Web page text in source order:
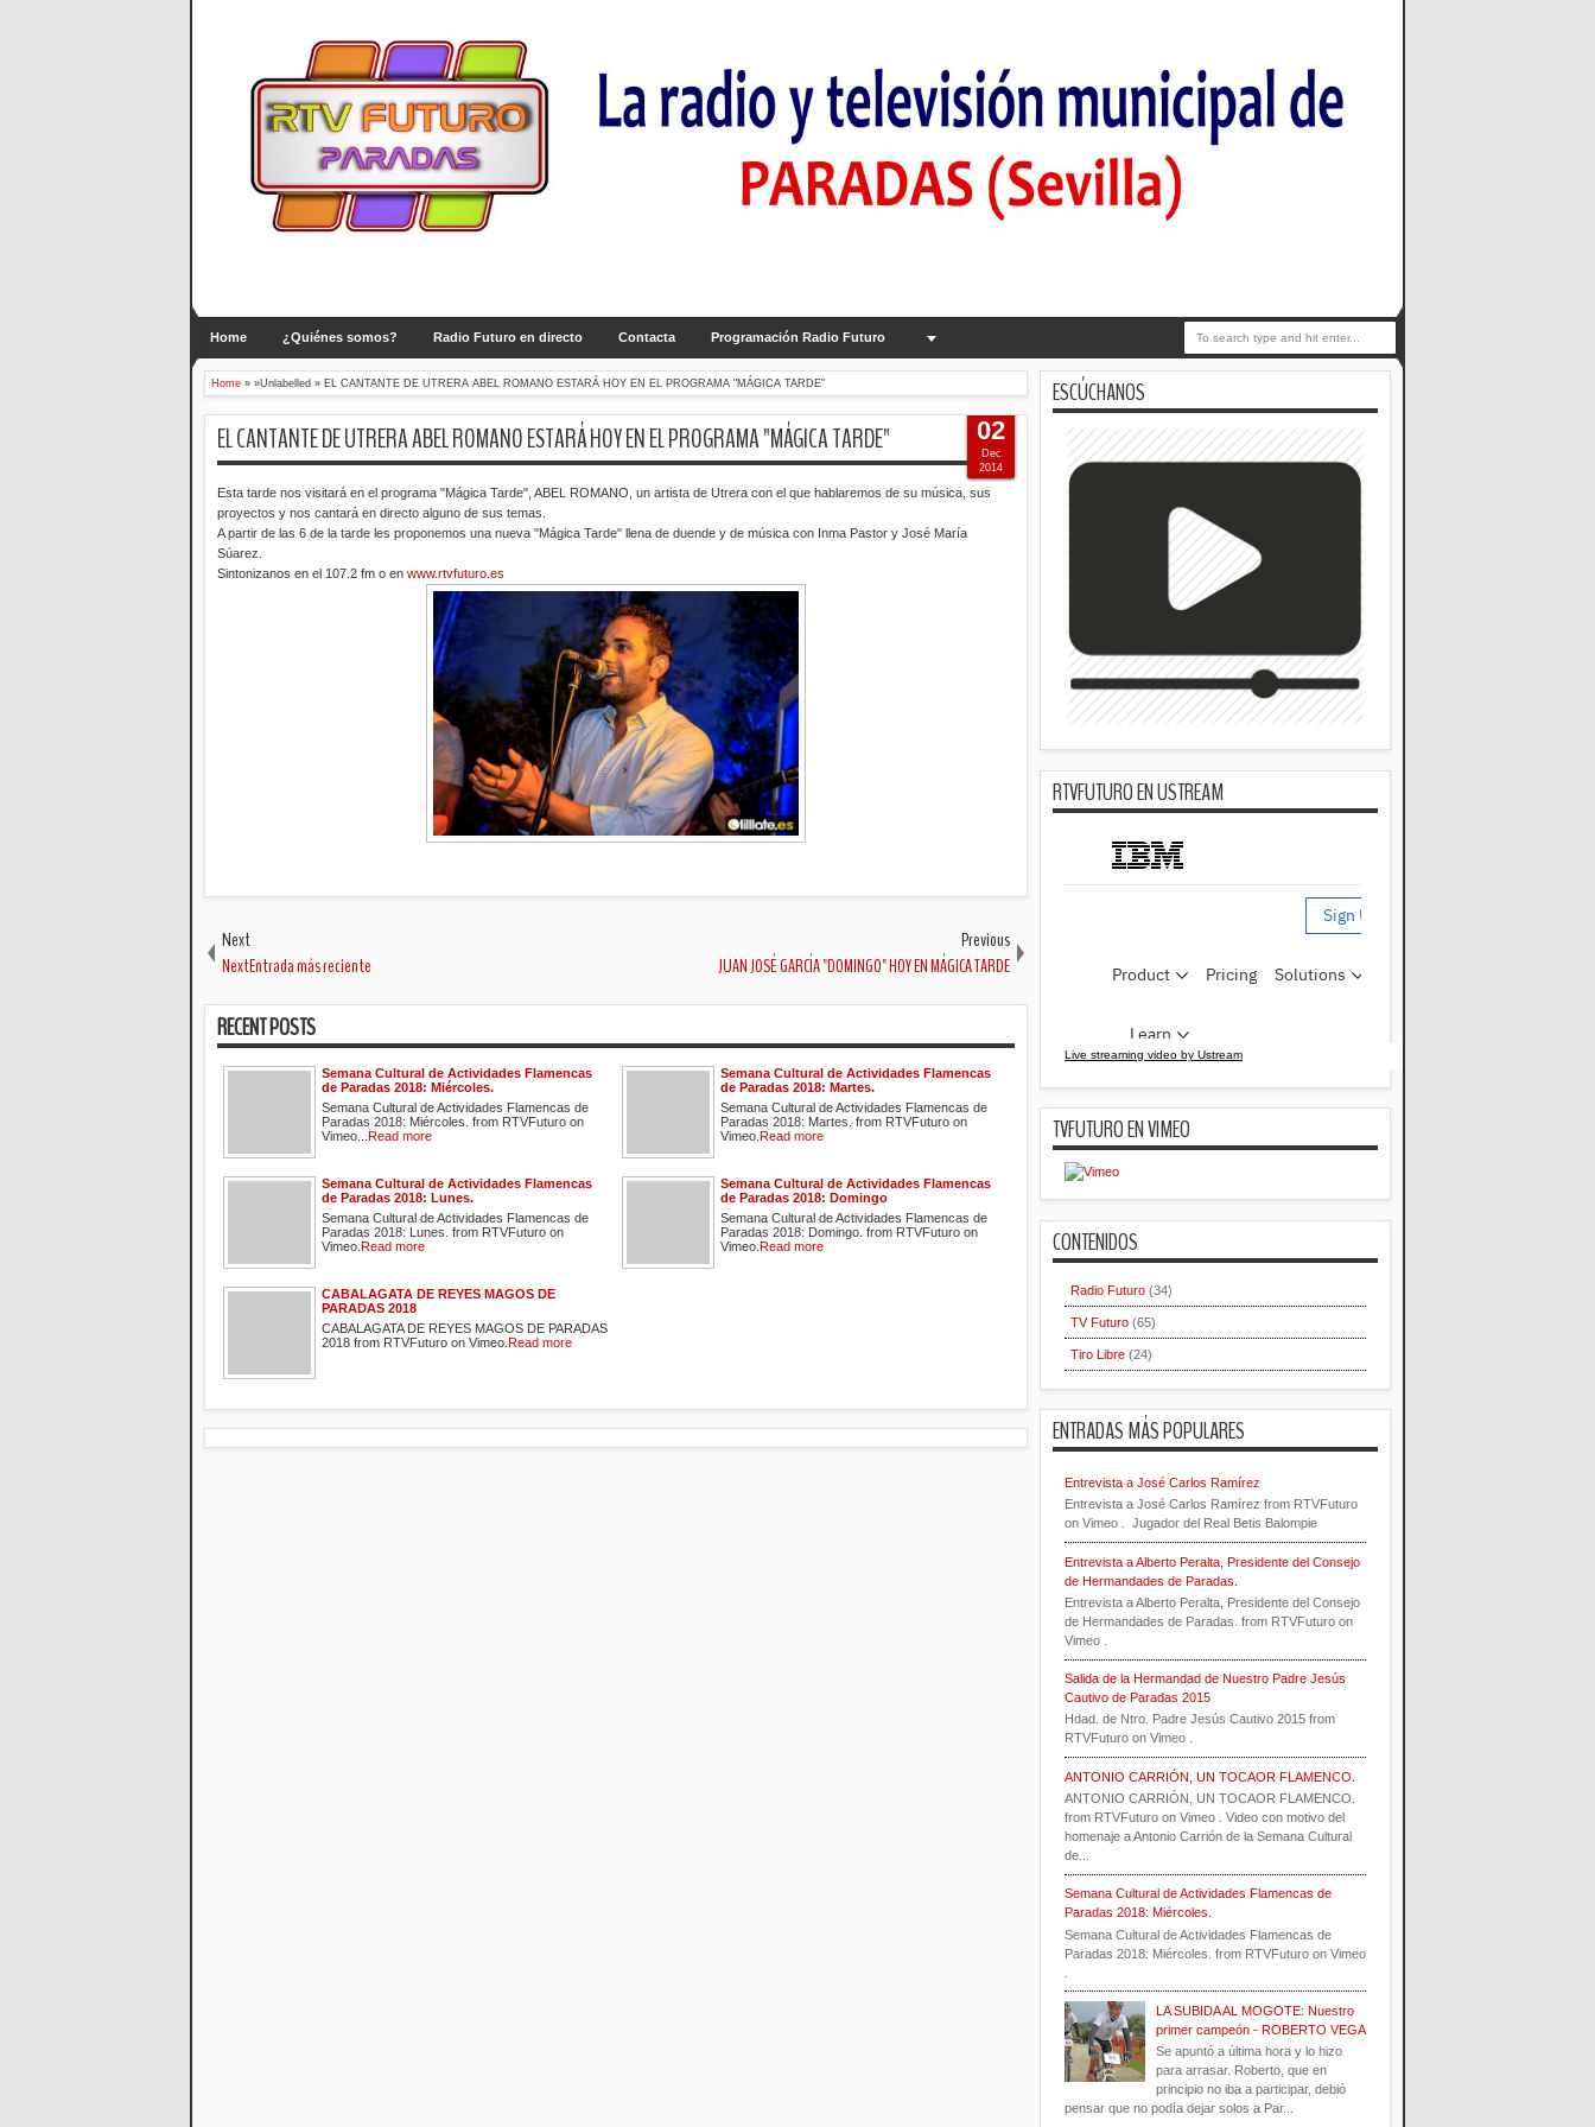
Home ¿Quiénes somos? Radio Futuro en directo Contacta Programación Radio Futuro
Home » »Unlabelled » EL CANTANTE DE UTRERA ABEL ROMANO ESTARÁ HOY EN EL PROGRAMA "MÁGICA TARDE"
EL CANTANTE DE UTRERA ABEL ROMANO ESTARÁ HOY EN EL PROGRAMA "MÁGICA TARDE"
Esta tarde nos visitará en el programa "Mágica Tarde", ABEL ROMANO, un artista de Utrera con el que hablaremos de su música, sus
proyectos y nos cantará en directo alguno de sus temas.
A partir de las 6 de la tarde les proponemos una nueva "Mágica Tarde" llena de duende y de música con Inma Pastor y José María
Súarez.
Sintonizanos en el 107.2 fm o en www.rtvfuturo.es
02
Dec
2014
Next
NextEntrada más reciente
Previous
JUAN JOSÉ GARCÍA "DOMINGO" HOY EN MÁGICA TARDE
RECENT POSTS
Semana Cultural de Actividades Flamencas
de Paradas 2018: Miércoles.
Semana Cultural de Actividades Flamencas de
Paradas 2018: Miércoles. from RTVFuturo on
Vimeo... Read more
Semana Cultural de Actividades Flamencas
de Paradas 2018: Martes.
Semana Cultural de Actividades Flamencas de
Paradas 2018: Martes. from RTVFuturo on
Vimeo. Read more
Semana Cultural de Actividades Flamencas
de Paradas 2018: Lunes.
Semana Cultural de Actividades Flamencas de
Paradas 2018: Lunes. from RTVFuturo on
Vimeo. Read more
Semana Cultural de Actividades Flamencas
de Paradas 2018: Domingo
Semana Cultural de Actividades Flamencas de
Paradas 2018: Domingo. from RTVFuturo on
Vimeo. Read more
CABALAGATA DE REYES MAGOS DE
PARADAS 2018
CABALAGATA DE REYES MAGOS DE PARADAS
2018 from RTVFuturo on Vimeo. Read more
ESCÚCHANOS
RTVFUTURO EN USTREAM
Live streaming video by Ustream
TVFUTURO EN VIMEO
CONTENIDOS
Radio Futuro (34)
TV Futuro (65)
Tiro Libre (24)
ENTRADAS MÁS POPULARES
Entrevista a José Carlos Ramírez
Entrevista a José Carlos Ramírez from RTVFuturo
on Vimeo . Jugador del Real Betis Balompie
Entrevista a Alberto Peralta, Presidente del Consejo
de Hermandades de Paradas.
Entrevista a Alberto Peralta, Presidente del Consejo
de Hermandades de Paradas. from RTVFuturo on
Vimeo .
Salida de la Hermandad de Nuestro Padre Jesús
Cautivo de Paradas 2015
Hdad. de Ntro. Padre Jesús Cautivo 2015 from
RTVFuturo on Vimeo .
ANTONIO CARRIÓN, UN TOCAOR FLAMENCO.
ANTONIO CARRIÓN, UN TOCAOR FLAMENCO.
from RTVFuturo on Vimeo . Video con motivo del
homenaje a Antonio Carrión de la Semana Cultural
de...
Semana Cultural de Actividades Flamencas de
Paradas 2018: Miércoles.
Semana Cultural de Actividades Flamencas de
Paradas 2018: Miércoles. from RTVFuturo on Vimeo
LA SUBIDA AL MOGOTE: Nuestro
primer campeón - ROBERTO VEGA
Se apuntó a última hora y lo hizo
para arrasar. Roberto, que en
principio no iba a participar, debió
pensar que no podía dejar solos a Par...